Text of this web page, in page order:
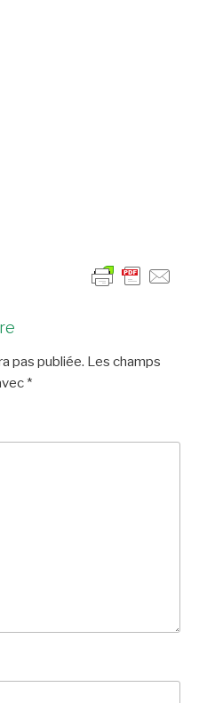
pas publiée. Les champs
*